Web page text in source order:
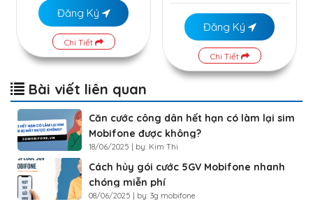
Đăng Ký
Chi Tiết
Đăng Ký
Chi Tiết
Bài viết liên quan
Căn cước công dân hết hạn có làm lại sim
Mobifone được không?
18/06/2025 | by: Kim Thi
Cách hủy gói cước 5GV Mobifone nhanh
chóng miễn phí
08/06/2025 | by: 3g mobifone